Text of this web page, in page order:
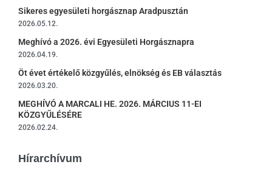
Sikeres egyesületi horgásznap Aradpusztán
2026.05.12.
Meghívó a 2026. évi Egyesületi Horgásznapra
2026.04.19.
Öt évet értékelő közgyűlés, elnökség és EB választás
2026.03.20.
MEGHÍVÓ A MARCALI HE. 2026. MÁRCIUS 11-EI
KÖZGYŰLÉSÉRE
2026.02.24.
Hírarchívum